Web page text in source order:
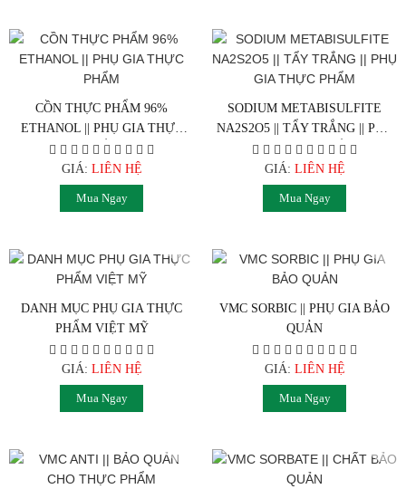
CỒN THỰC PHẨM 96%
ETHANOL || PHỤ GIA THỰC
PHẨM
GIÁ: LIÊN HỆ
Mua Ngay
SODIUM METABISULFITE
NA2S2O5 || TẨY TRẮNG || PHỤ
GIA THỰC PHẨM
GIÁ: LIÊN HỆ
Mua Ngay
DANH MỤC PHỤ GIA THỰC
PHẨM VIỆT MỸ
GIÁ: LIÊN HỆ
Mua Ngay
VMC SORBIC || PHỤ GIA BẢO
QUẢN
GIÁ: LIÊN HỆ
Mua Ngay